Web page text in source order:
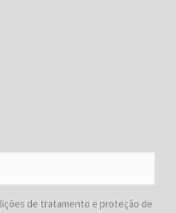
de tratamento e proteção de